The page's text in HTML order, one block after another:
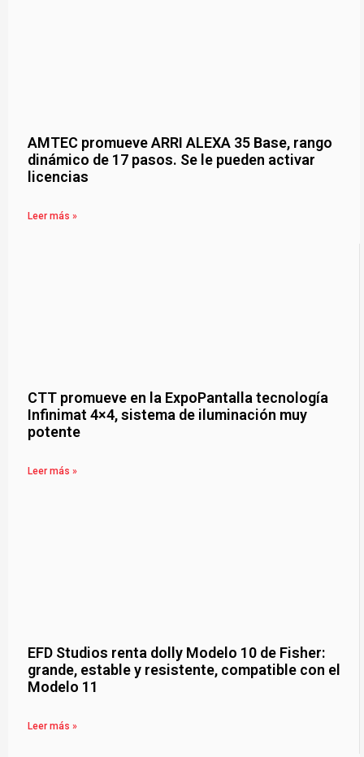
AMTEC promueve ARRI ALEXA 35 Base, rango
dinámico de 17 pasos. Se le pueden activar
licencias
Leer más »
CTT promueve en la ExpoPantalla tecnología
Infinimat 4×4, sistema de iluminación muy
potente
Leer más »
EFD Studios renta dolly Modelo 10 de Fisher:
grande, estable y resistente, compatible con el
Modelo 11
Leer más »